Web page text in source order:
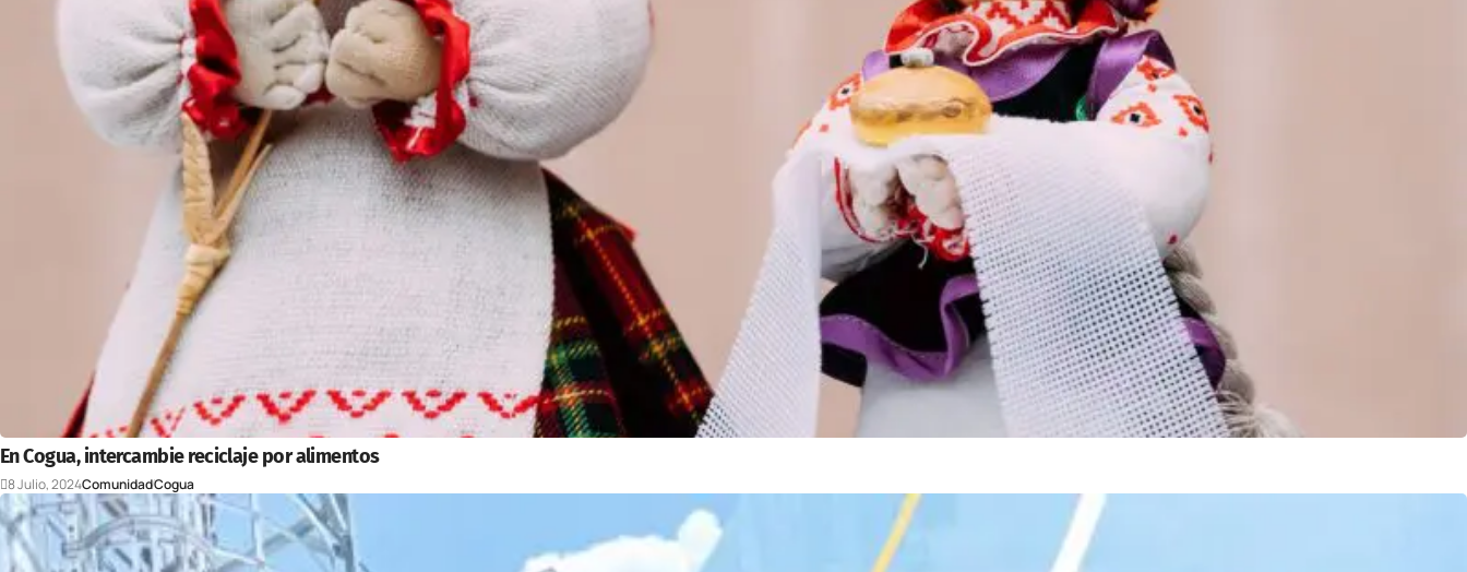
En Cogua, intercambie reciclaje por alimentos
8 Julio, 2024ComunidadCogua